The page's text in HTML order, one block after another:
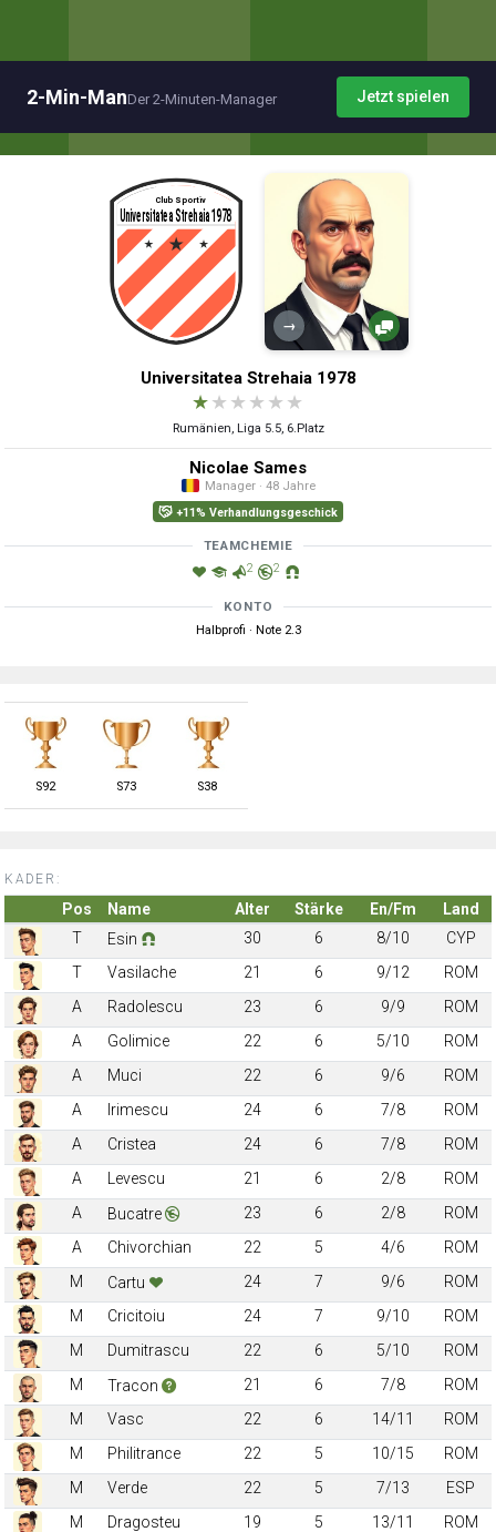
2-Min-ManDer 2-Minuten-Manager Jetzt spielen
→
Universitatea Strehaia 1978
★★ ★ ★ ★ ★
Rumänien, Liga 5.5, 6.Platz
Nicolae Sames
Manager · 48 Jahre
+11% Verhandlungsgeschick
TEAMCHEMIE
2 2
KONTO
Halbprofi · Note 2.3
S92 S73 S38
KADER:
Pos Name Alter Stärke En/Fm
Land
T
Esin 30 6 8/10
CYP
T
Vasilache 21 6 9/12
ROM
A
Radolescu 23 6 9/9
ROM
A
Golimice 22 6 5/10
ROM
A
Muci 22 6 9/6
ROM
A
Irimescu 24 6 7/8
ROM
A
Cristea 24 6 7/8
ROM
A
Levescu 21 6 2/8
ROM
A
Bucatre 23 6 2/8
ROM
A
Chivorchian 22 5 4/6
ROM
M
Cartu 24 7 9/6
ROM
M
Cricitoiu 24 7 9/10
ROM
M
Dumitrascu 22 6 5/10
ROM
M
Tracon 21 6 7/8
ROM
M
Vasc 22 6 14/11
ROM
M
Philitrance 22 5 10/15
ROM
M
Verde 22 5 7/13
ESP
M
Dragosteu 19 5 13/11
ROM